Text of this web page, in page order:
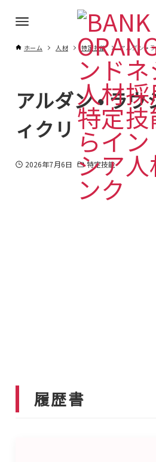
ホーム 人材 特定技能 アルダン •
アルダン • ラウ
ィクリ
2026年7月6日 特定技能
履歴書